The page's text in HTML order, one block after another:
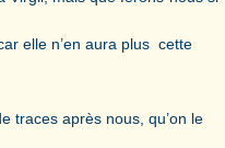
elle n’en aura plus cette
traces après nous, qu’on le